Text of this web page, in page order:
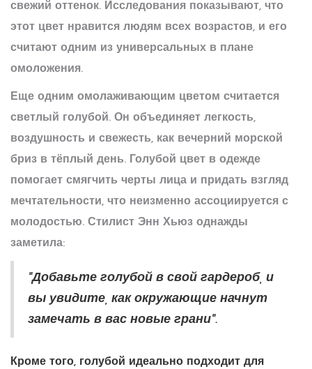
свежий оттенок. Исследования показывают, что
этот цвет нравится людям всех возрастов, и его
считают одним из универсальных в плане
омоложения.
Еще одним омолаживающим цветом считается
светлый голубой. Он объединяет легкость,
воздушность и свежесть, как вечерний морской
бриз в тёплый день. Голубой цвет в одежде
помогает смягчить черты лица и придать взгляд
мечтательности, что неизменно ассоциируется с
молодостью. Стилист Энн Хьюз однажды
заметила:
"Добавьте голубой в свой гардероб, и
вы увидите, как окружающие начнут
замечать в вас новые грани".
Кроме того, голубой идеально подходит для